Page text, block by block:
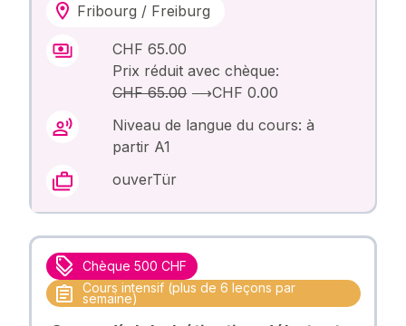
Fribourg / Freiburg
CHF 65.00
Prix réduit avec chèque:
CHF 65.00⟶CHF 0.00
Niveau de langue du cours: à
partir A1
ouverTür
Chèque 500 CHF
Cours intensif (plus de 6 leçons par
semaine)